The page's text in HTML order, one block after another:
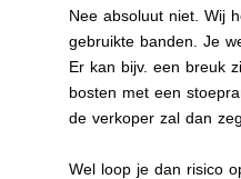
Nee absoluut niet. Wij
gebruikte banden. Je
Er kan bijv. een breuk
bosten met een
de verkoper zal dan
Wel loop je dan risico